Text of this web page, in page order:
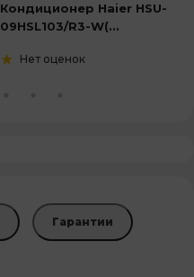
Кондиционер Haier HSU-
09HSL103/R3-W(...
Нет оценок
Гарантии